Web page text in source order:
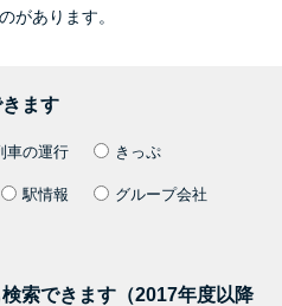
があります。
ます
車の運行 きっぷ
駅情報 グループ会社
索できます（2017年度以降